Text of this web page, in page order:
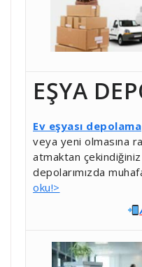
EŞYA
Ev eşyası depolama
veya yeni olmasına
atmaktan çekindiğiniz
depolarımızda
oku!>